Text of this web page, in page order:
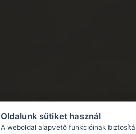
Oldalunk sütiket használ
A weboldal alapvető funkcióinak